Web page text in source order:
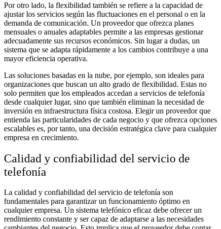
Por otro lado, la flexibilidad también se refiere a la capacidad de
ajustar los servicios según las fluctuaciones en el personal o en la
demanda de comunicación. Un proveedor que ofrezca planes
mensuales o anuales adaptables permite a las empresas gestionar
adecuadamente sus recursos económicos. Sin lugar a dudas, un
sistema que se adapta rápidamente a los cambios contribuye a una
mayor eficiencia operativa.
Las soluciones basadas en la nube, por ejemplo, son ideales para
organizaciones que buscan un alto grado de flexibilidad. Estas no
solo permiten que los empleados accedan a servicios de telefonía
desde cualquier lugar, sino que también eliminan la necesidad de
inversión en infraestructura física costosa. Elegir un proveedor que
entienda las particularidades de cada negocio y que ofrezca opciones
escalables es, por tanto, una decisión estratégica clave para cualquier
empresa en crecimiento.
Calidad y confiabilidad del servicio de
telefonía
La calidad y confiabilidad del servicio de telefonía son
fundamentales para garantizar un funcionamiento óptimo en
cualquier empresa. Un sistema telefónico eficaz debe ofrecer un
rendimiento constante y ser capaz de adaptarse a las necesidades